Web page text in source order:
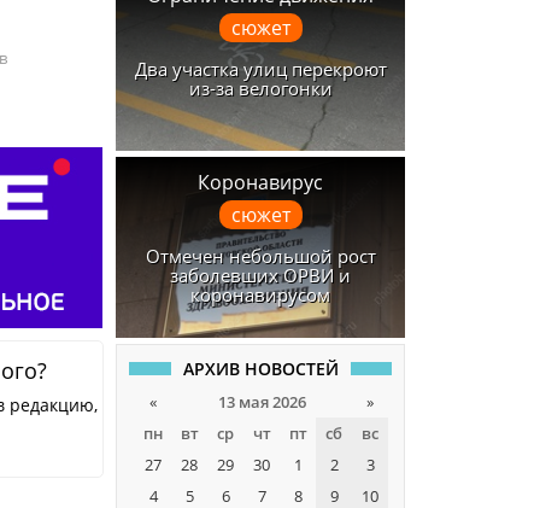
редакцию,
сюжет
Два участка улиц перекроют
из-за велогонки
Коронавирус
сюжет
Отмечен небольшой рост
заболевших ОРВИ и
коронавирусом
АРХИВ НОВОСТЕЙ
« 13 мая 2026
»
пн
вт ср чт пт сб
вс
27
28 29 30 1 2
3
4
5 6 7 8 9
10